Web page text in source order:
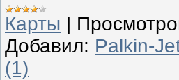
Карты |
Добавил: Palkin-
(1)